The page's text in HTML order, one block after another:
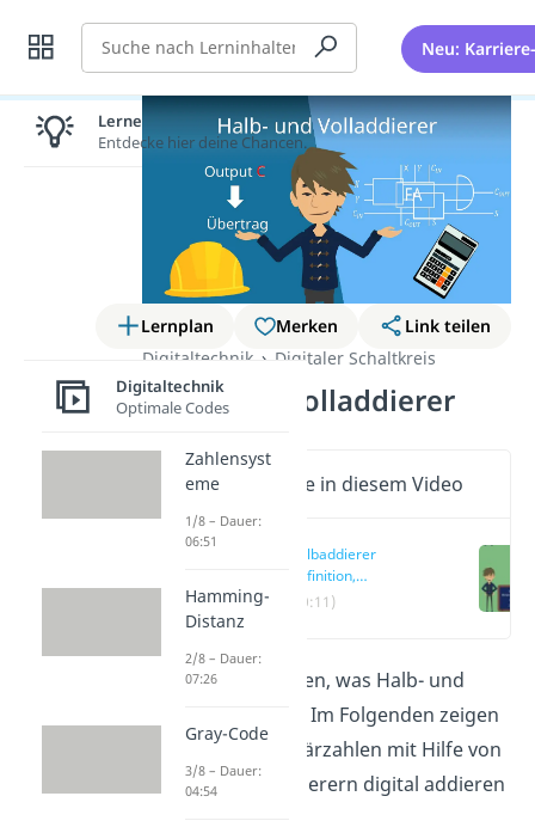
Suche Neu:
Lernplan Merken
Link teilen
Digitaltechnik
Digitaler Schaltkreis
Halb- und Volladdierer
Wichtige Inhalte in diesem Video
Halbaddierer
Definition,
Schaltsymbol,
(00:11)
Du möchtest wissen, was Halb- und
Volladdierer sind? Im Folgenden zeigen
wir dir, wie du Binärzahlen mit Hilfe von
Halb- und Volladdierern digital addieren
Lernen lohnt sich!
Entdecke hier deine Chancen.
Digitaltechnik
Optimale Codes
Zahlensyst
eme
1/8 – Dauer:
06:51
Hamming-
Distanz
2/8 – Dauer:
07:26
Gray-Code
3/8 – Dauer:
04:54